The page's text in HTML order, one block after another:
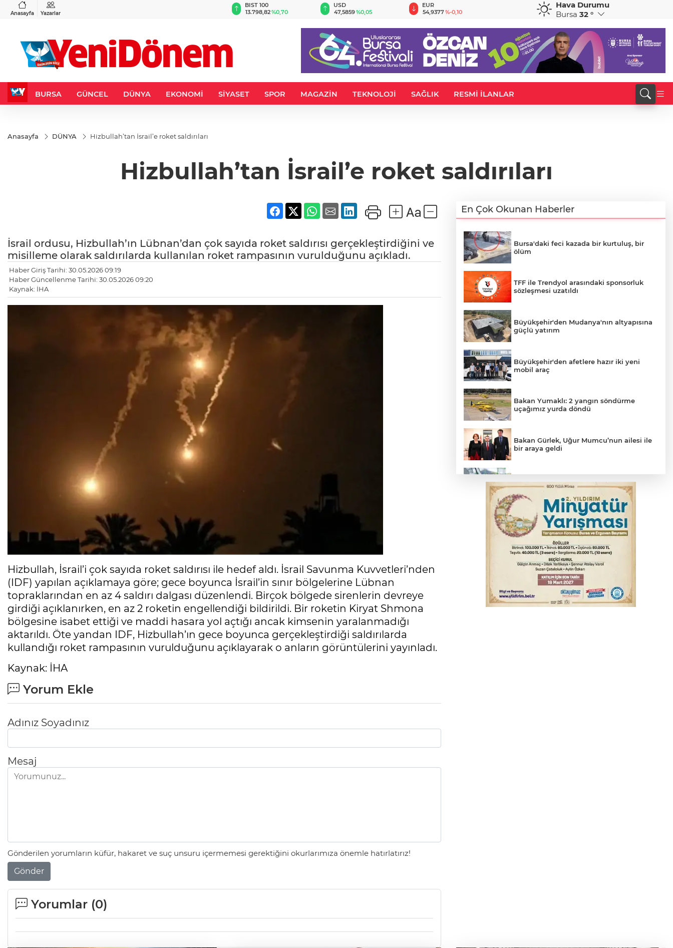
Anasayfa Yazarlar
%0,37
BIST 100
13.798,82%0,70
USD
47,5859%0,05
EUR
54,9377%-0,10 %0,11
CHF
58,5456
Hava Durumu
Bursa 32 °
BURSA GÜNCEL DÜNYA EKONOMİ SİYASET SPOR MAGAZİN TEKNOLOJİ SAĞLIK RESMİ İLANLAR
Anasayfa DÜNYA Hizbullah’tan İsrail’e roket saldırıları
Hizbullah’tan İsrail’e roket saldırıları
İsrail ordusu, Hizbullah’ın Lübnan’dan çok sayıda roket saldırısı gerçekleştirdiğini ve
misilleme olarak saldırılarda kullanılan roket rampasının vurulduğunu açıkladı.
Haber Giriş Tarihi: 30.05.2026 09:19
Haber Güncellenme Tarihi: 30.05.2026 09:20
Kaynak: İHA
Hizbullah, İsrail’i çok sayıda roket saldırısı ile hedef aldı. İsrail Savunma Kuvvetleri’nden
(IDF) yapılan açıklamaya göre; gece boyunca İsrail’in sınır bölgelerine Lübnan
topraklarından en az 4 saldırı dalgası düzenlendi. Birçok bölgede sirenlerin devreye
girdiği açıklanırken, en az 2 roketin engellendiği bildirildi. Bir roketin Kiryat Shmona
bölgesine isabet ettiği ve maddi hasara yol açtığı ancak kimsenin yaralanmadığı
aktarıldı. Öte yandan IDF, Hizbullah’ın gece boyunca gerçekleştirdiği saldırılarda
kullandığı roket rampasının vurulduğunu açıklayarak o anların görüntülerini yayınladı.
Kaynak: İHA
Yorum Ekle
Adınız Soyadınız
Mesaj
Gönderilen yorumların küfür, hakaret ve suç unsuru içermemesi gerektiğini okurlarımıza önemle hatırlatırız!
Gönder
Yorumlar (0)
En Çok Okunan Haberler
Bursa'daki feci kazada bir kurtuluş, bir
ölüm
TFF ile Trendyol arasındaki sponsorluk
sözleşmesi uzatıldı
Büyükşehir'den Mudanya'nın altyapısına
güçlü yatırım
Büyükşehir'den afetlere hazır iki yeni
mobil araç
Bakan Yumaklı: 2 yangın söndürme
uçağımız yurda döndü
Bakan Gürlek, Uğur Mumcu’nun ailesi ile
bir araya geldi
yansıyacak mı?
Serbest piyasada döviz fiyatları
Serbest piyasada altın fiyatları...
YENİ Parti Genel Başkanı Özel'den
Çerçeve Yasa yorumu